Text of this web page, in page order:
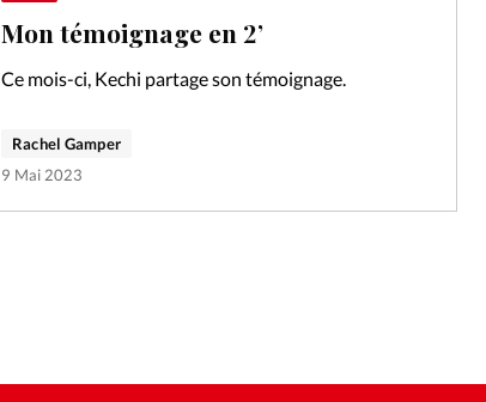
Mon témoignage en 2’
Ce mois-ci, Kechi partage son témoignage.
Rachel Gamper
9 Mai 2023